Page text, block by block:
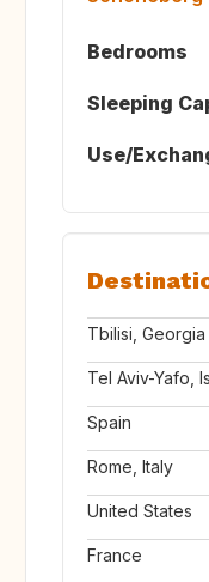
Bedrooms
Sleeping
Use/
Tbilisi, Georgia
Tel Aviv-Yafo,
Spain
Rome, Italy
United States
France